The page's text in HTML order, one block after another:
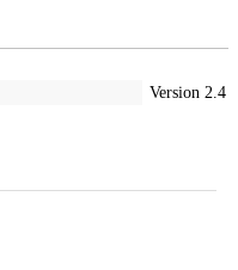
Version 2.4